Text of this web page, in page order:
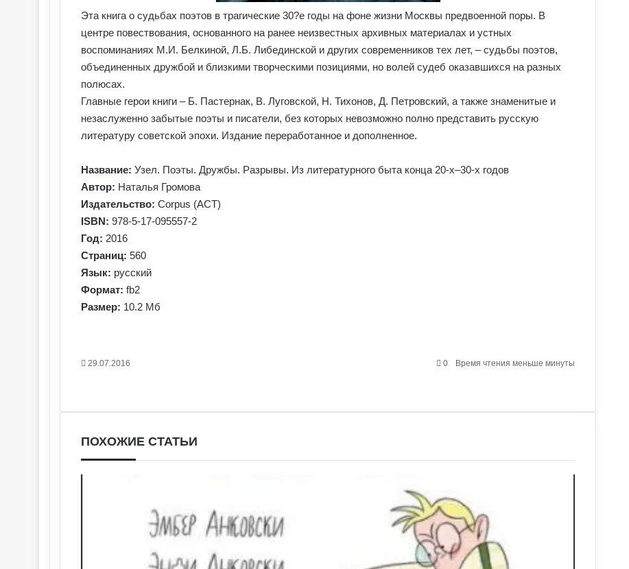
Эта книга о судьбах поэтов в трагические 30?е годы на фоне жизни Москвы предвоенной поры. В
центре повествования, основанного на ранее неизвестных архивных материалах и устных
воспоминаниях М.И. Белкиной, Л.Б. Либединской и других современников тех лет, – судьбы поэтов,
объединенных дружбой и близкими творческими позициями, но волей судеб оказавшихся на разных
полюсах.
Главные герои книги – Б. Пастернак, В. Луговской, Н. Тихонов, Д. Петровский, а также знаменитые и
незаслуженно забытые поэты и писатели, без которых невозможно полно представить русскую
литературу советской эпохи. Издание переработанное и дополненное.
Название: Узел. Поэты. Дружбы. Разрывы. Из литературного быта конца 20-х–30-х годов
Автор: Наталья Громова
Издательство: Corpus (АСТ)
ISBN: 978-5-17-095557-2
Год: 2016
Страниц: 560
Язык: русский
Формат: fb2
Размер: 10.2 Мб
29.07.2016 0 Время чтения меньше минуты
ПОХОЖИЕ СТАТЬИ